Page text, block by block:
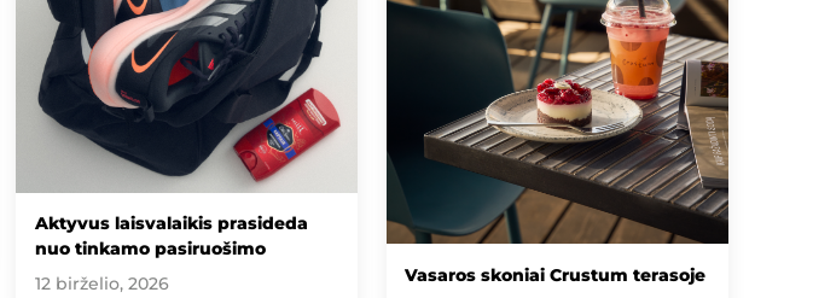
Aktyvus laisvalaikis prasideda
nuo tinkamo pasiruošimo
12 birželio, 2026
Vasaros skoniai Crustum terasoje